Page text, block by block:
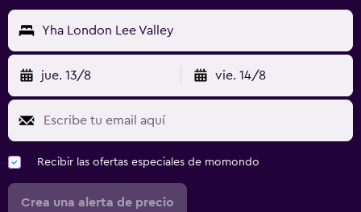
Yha London Lee Valley
jue. 13/8 vie. 14/8
Recibir las ofertas especiales de momondo
Crea una alerta de precio